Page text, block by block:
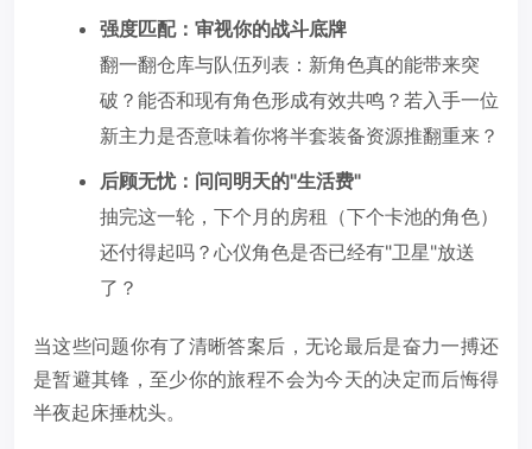
强度匹配：审视你的战斗底牌
翻一翻仓库与队伍列表：新角色真的能带来突
破？能否和现有角色形成有效共鸣？若入手一位
新主力是否意味着你将半套装备资源推翻重来？
后顾无忧：问问明天的"生活费"
抽完这一轮，下个月的房租（下个卡池的角色）
还付得起吗？心仪角色是否已经有"卫星"放送
了？
当这些问题你有了清晰答案后，无论最后是奋力一搏还
是暂避其锋，至少你的旅程不会为今天的决定而后悔得
半夜起床捶枕头。